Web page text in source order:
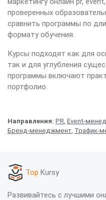
проверенных
сравнить программы по
формату обучения.
Курсы подходят как для
так и для углубления
программы включают
портфолио.
Направления: PR Event-
Бренд-менеджмент Трафик-
Top Kursy
Развивайтесь с лучшими